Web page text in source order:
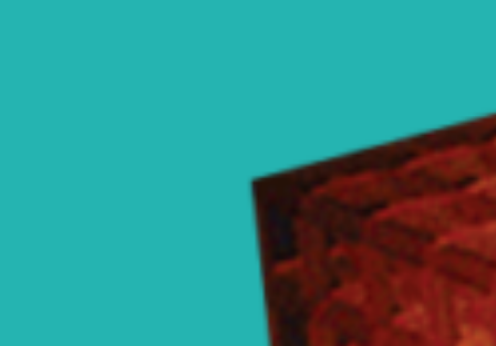
Ils nous font confiance